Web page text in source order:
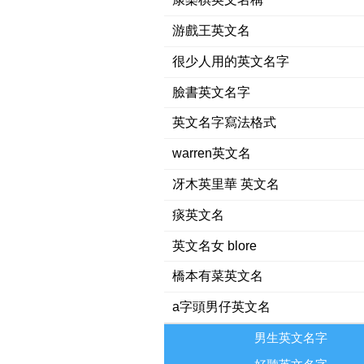
游戲王英文名
很少人用的英文名字
臉書英文名字
英文名字寫法格式
warren英文名
冴木英里華 英文名
痰英文名
英文名女 blore
橋本有菜英文名
a字頭男仔英文名
男生英文名字